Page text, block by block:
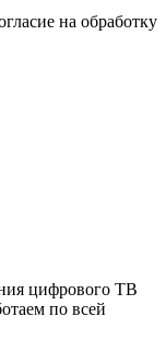
на обработку
цифрового ТВ
по всей